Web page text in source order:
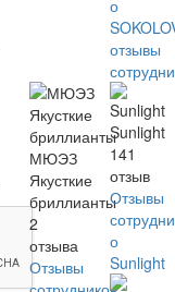
о
отзывы
МЮЭЗ
Якусткие
бриллианты
2
отзыва
Отзывы
Sunlight
141
отзыв
Отзывы
о
Sunlight